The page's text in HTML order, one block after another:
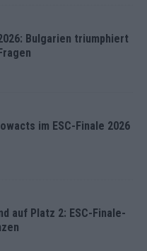
Bulgarien triumphiert
im ESC-Finale 2026
auf Platz 2: ESC-Finale-